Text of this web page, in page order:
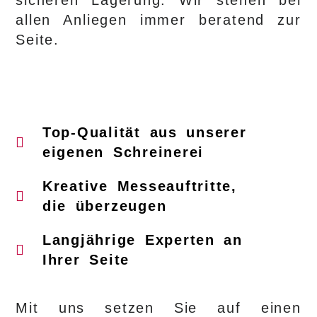
allen Anliegen immer beratend zur
Seite.
Top-Qualität aus unserer
eigenen Schreinerei
Kreative Messeauftritte,
die überzeugen
Langjährige Experten an
Ihrer Seite
Mit uns setzen Sie auf einen